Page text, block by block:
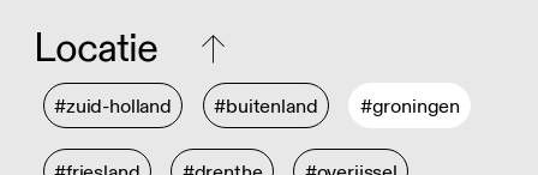
Locatie
#zuid-holland #buitenland #groningen